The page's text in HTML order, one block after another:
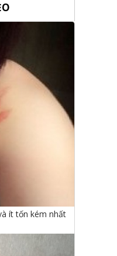
ít tốn kém nhất